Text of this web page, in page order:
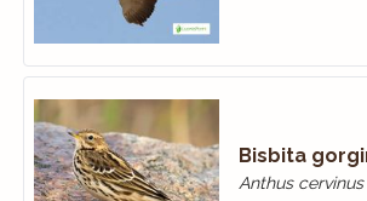
Bisbita
Anthus cervinus